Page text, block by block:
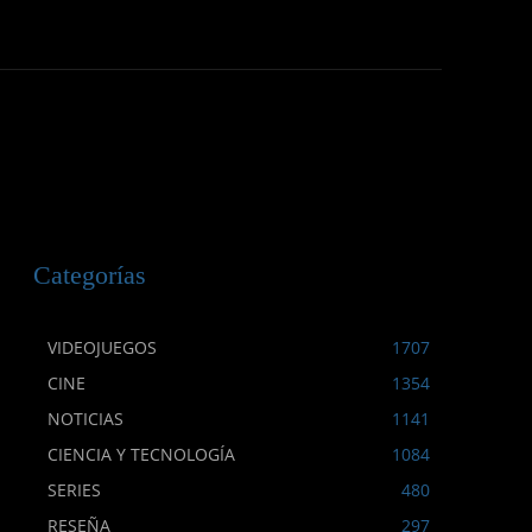
Categorías
VIDEOJUEGOS
1707
CINE
1354
NOTICIAS
1141
CIENCIA Y TECNOLOGÍA
1084
SERIES
480
RESEÑA
297